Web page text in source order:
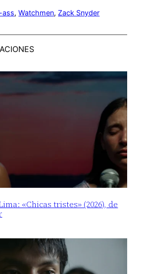
ass, Watchmen, Zack Snyder
«Chicas tristes» (2026), de